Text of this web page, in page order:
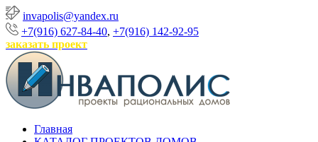
invapolis@yandex.ru
+7(916) 627-84-40, +7(916) 142-92-95
заказать проект
Главная